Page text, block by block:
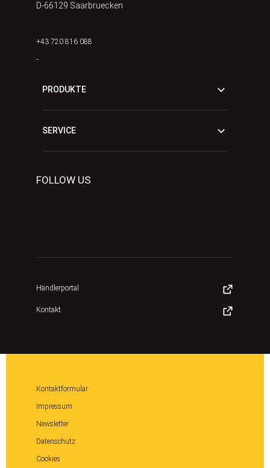
D-66129 Saarbruecken
+43 720 816 088
-
PRODUKTE
SERVICE
FOLLOW US
Händlerportal
Kontakt
Kontaktformular
Impressum
Newsletter
Datenschutz
Cookies